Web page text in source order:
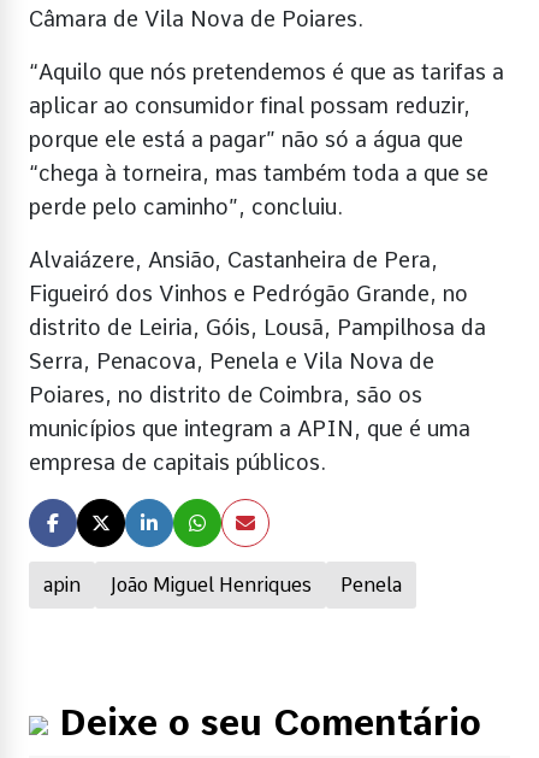
apin João Miguel Henriques Penela
Câmara de Vila Nova de Poiares.
“Aquilo que nós pretendemos é que as tarifas a
aplicar ao consumidor final possam reduzir,
porque ele está a pagar” não só a água que
“chega à torneira, mas também toda a que se
perde pelo caminho”, concluiu.
Alvaiázere, Ansião, Castanheira de Pera,
Figueiró dos Vinhos e Pedrógão Grande, no
distrito de Leiria, Góis, Lousã, Pampilhosa da
Serra, Penacova, Penela e Vila Nova de
Poiares, no distrito de Coimbra, são os
municípios que integram a APIN, que é uma
empresa de capitais públicos.
Deixe o seu Comentário